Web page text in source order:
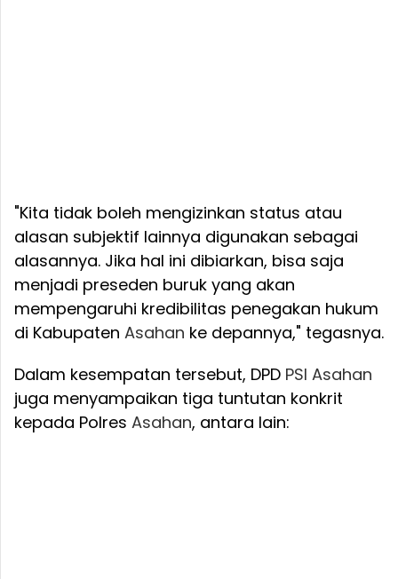
"Kita tidak boleh mengizinkan status atau
alasan subjektif lainnya digunakan sebagai
alasannya. Jika hal ini dibiarkan, bisa saja
menjadi preseden buruk yang akan
mempengaruhi kredibilitas penegakan hukum
di Kabupaten Asahan ke depannya," tegasnya.
Dalam kesempatan tersebut, DPD PSI Asahan
juga menyampaikan tiga tuntutan konkrit
kepada Polres Asahan, antara lain: